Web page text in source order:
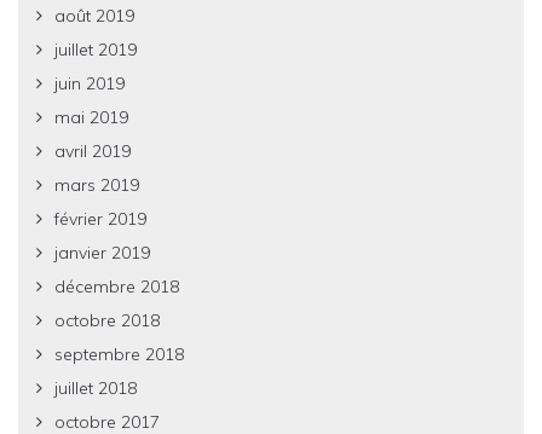
août 2019
juillet 2019
juin 2019
mai 2019
avril 2019
mars 2019
février 2019
janvier 2019
décembre 2018
octobre 2018
septembre 2018
juillet 2018
octobre 2017